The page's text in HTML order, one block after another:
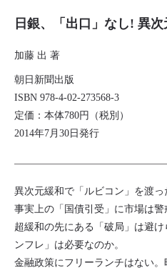
日銀、「出口」なし! 異
加藤 出 著
朝日新聞出版
ISBN 978-4-02-273568-3
定価：本体780円（税別）
2014年7月30日発行
異次元緩和で「ルビコン」を渡っ
事実上の「国債引受」に市場は警
超緩和の先にある「破局」は避
ンフレ」は必要なのか。
金融政策にフリーランチはない